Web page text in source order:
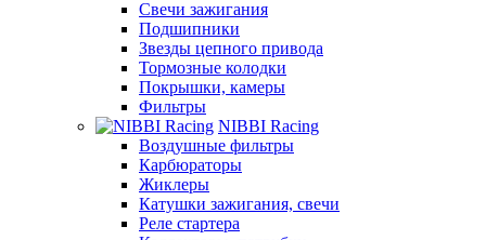
Свечи зажигания
Подшипники
Звезды цепного привода
Тормозные колодки
Покрышки, камеры
Фильтры
NIBBI Racing
Воздушные фильтры
Карбюраторы
Жиклеры
Катушки зажигания, свечи
Реле стартера